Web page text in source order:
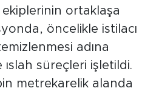
ortaklaşa
öncelikle istilacı
adına
ıslah süreçleri işletildi.
metrekarelik alanda